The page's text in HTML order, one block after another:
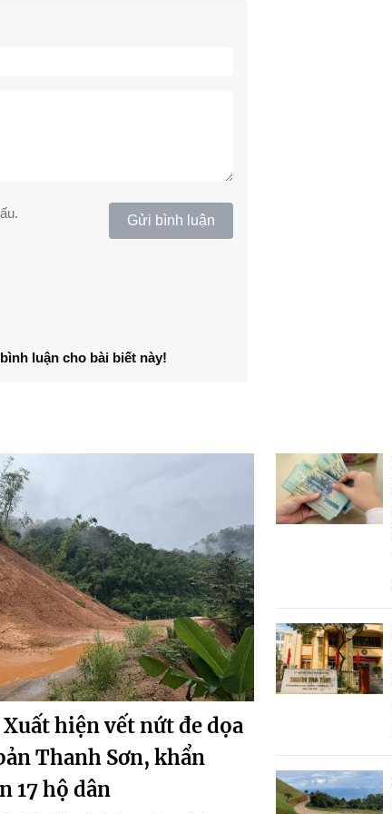
Gửi bình luận
luận cho bài biết này!
hiện vết nứt đe dọa
Thanh Sơn, khẩn
17 hộ dân